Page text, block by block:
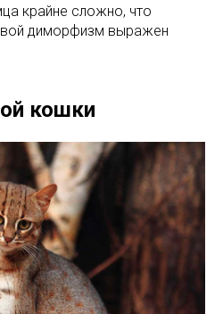
крайне сложно, что
диморфизм выражен
кошки